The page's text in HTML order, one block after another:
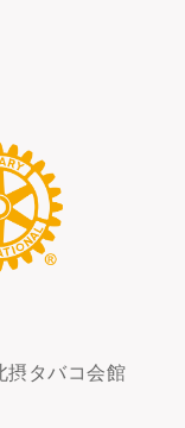
摂タバコ会館